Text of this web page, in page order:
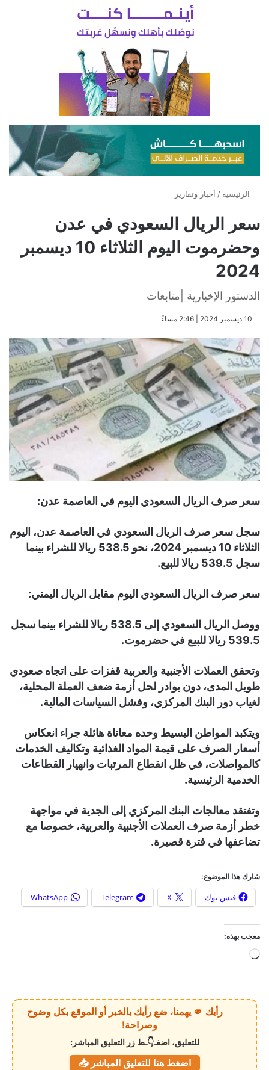
الرئيسية / أخبار وتقارير
سعر الريال السعودي في عدن
وحضرموت اليوم الثلاثاء 10 ديسمبر
2024
الدستور الإخبارية |متابعات
​10 ديسمبر 2024 | 2:46 مساءً
سعر صرف الريال السعودي اليوم في العاصمة عدن:
سجل سعر صرف الريال السعودي في العاصمة عدن، اليوم
الثلاثاء 10 ديسمبر 2024، نحو 538.5 ريالا للشراء بينما
سجل 539.5 ريالا للبيع.
سعر صرف الريال السعودي اليوم مقابل الريال اليمني:
ووصل الريال السعودي إلى 538.5 ريالا للشراء بينما سجل
539.5 ريالا للبيع في حضرموت.
وتحقق العملات الأجنبية والعربية قفزات على اتجاه صعودي
طويل المدى، دون بوادر لحل أزمة ضعف العملة المحلية،
لغياب دور البنك المركزي، وفشل السياسات المالية.
ويتكبد المواطن البسيط وحده معاناة هائلة جراء انعكاس
أسعار الصرف على قيمة المواد الغذائية وتكاليف الخدمات
كالمواصلات، في ظل انقطاع المرتبات وانهيار القطاعات
الخدمية الرئيسية.
وتفتقد معالجات البنك المركزي إلى الجدية في مواجهة
خطر أزمة صرف العملات الأجنبية والعربية، خصوصا مع
تضاعفها في فترة قصيرة.
شارك هذا الموضوع:
فيس بوك X
Telegram
WhatsApp
معجب بهذه:
ي
رأيك 🫵 يهمنا، ضع رأيك بالخبر أو الموقع بكل وضوح
وصراحة!
للتعليق، اضغـ👇ـط زر التعليق المباشر:
اضغط هنا للتعليق المباشر 📥